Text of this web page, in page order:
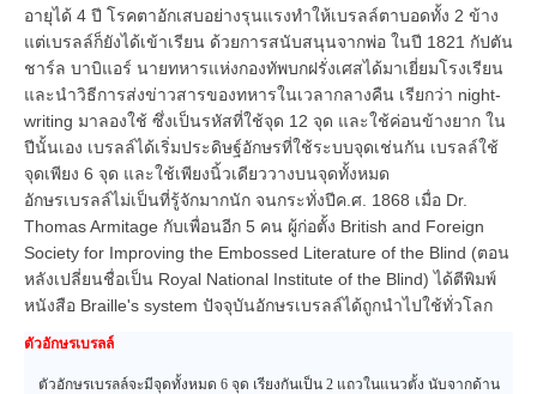
อายุได้ 4 ปี โรคตาอักเสบอย่างรุนแรงทำให้เบรลล์ตาบอดทั้ง 2 ข้าง
แต่เบรลล์ก็ยังได้เข้าเรียน ด้วยการสนับสนุนจากพ่อ ในปี 1821 กัปตัน
ชาร์ล บาบิแอร์ นายทหารแห่งกองทัพบกฝรั่งเศสได้มาเยี่ยมโรงเรียน
และนำวิธีการส่งข่าวสารของทหารในเวลากลางคืน เรียกว่า night-
writing มาลองใช้ ซึ่งเป็นรหัสที่ใช้จุด 12 จุด และใช้ค่อนข้างยาก ใน
ปีนั้นเอง เบรลล์ได้เริ่มประดิษฐ์อักษรที่ใช้ระบบจุดเช่นกัน เบรลล์ใช้
จุดเพียง 6 จุด และใช้เพียงนิ้วเดียววางบนจุดทั้งหมด
อักษรเบรลล์ไม่เป็นที่รู้จักมากนัก จนกระทั่งปีค.ศ. 1868 เมื่อ Dr.
Thomas Armitage กับเพื่อนอีก 5 คน ผู้ก่อตั้ง British and Foreign
Society for Improving the Embossed Literature of the Blind (ตอน
หลังเปลี่ยนชื่อเป็น Royal National Institute of the Blind) ได้ตีพิมพ์
หนังสือ Braille's system ปัจจุบันอักษรเบรลล์ได้ถูกนำไปใช้ทั่วโลก
ตัวอักษรเบรลล์
ตัวอักษรเบรลล์จะมีจุดทั้งหมด 6 จุด เรียงกันเป็น 2 แถวในแนวตั้ง นับจากด้าน